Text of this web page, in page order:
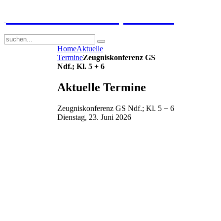
HomeAktuelle
TermineZeugniskonferenz GS
Ndf.; Kl. 5 + 6
Aktuelle Termine
Zeugniskonferenz GS Ndf.; Kl. 5 + 6
Dienstag, 23. Juni 2026